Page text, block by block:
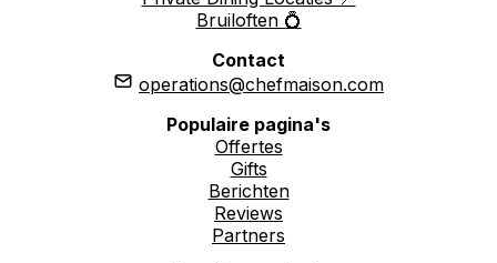
Bruiloften 💍
Contact
operations@chefmaison.com
Populaire pagina's
Offertes
Gifts
Berichten
Reviews
Partners